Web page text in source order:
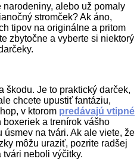
alebo už pomaly
stromček? Ak áno,
tipov na originálne a pritom
zbytočne a vyberte si niektorý
škodu. Je to praktický darček,
chcete upustiť fantáziu,
v ktorom predávajú vtipné
boxeriek a trenírok vášho
úsmev na tvári. Ak ale viete, že
môžu uraziť, pozrite radšej
neboli výčitky.